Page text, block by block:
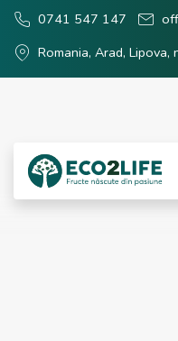
0741 547 147
Romania, Arad, Lipova,